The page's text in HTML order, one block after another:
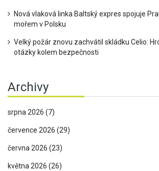
Nová vlaková linka Baltský expres spojuje
mořem v Polsku
Velký požár znovu zachvátil skládku Celio:
otázky kolem bezpečnosti
Archivy
srpna 2026 (7)
července 2026 (29)
června 2026 (23)
května 2026 (26)